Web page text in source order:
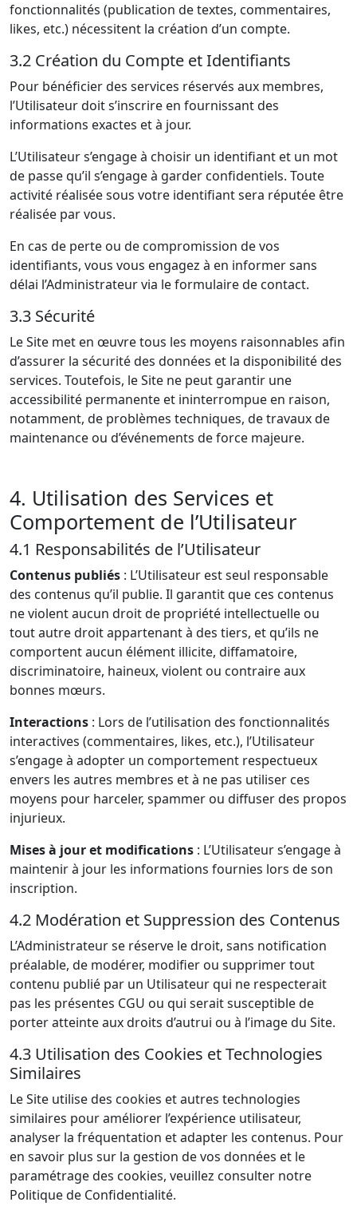
fonctionnalités (publication de textes, commentaires,
likes, etc.) nécessitent la création d’un compte.
3.2 Création du Compte et Identifiants
Pour bénéficier des services réservés aux membres,
l’Utilisateur doit s’inscrire en fournissant des
informations exactes et à jour.
L’Utilisateur s’engage à choisir un identifiant et un mot
de passe qu’il s’engage à garder confidentiels. Toute
activité réalisée sous votre identifiant sera réputée être
réalisée par vous.
En cas de perte ou de compromission de vos
identifiants, vous vous engagez à en informer sans
délai l’Administrateur via le formulaire de contact.
3.3 Sécurité
Le Site met en œuvre tous les moyens raisonnables afin
d’assurer la sécurité des données et la disponibilité des
services. Toutefois, le Site ne peut garantir une
accessibilité permanente et ininterrompue en raison,
notamment, de problèmes techniques, de travaux de
maintenance ou d’événements de force majeure.
4. Utilisation des Services et
Comportement de l’Utilisateur
4.1 Responsabilités de l’Utilisateur
Contenus publiés : L’Utilisateur est seul responsable
des contenus qu’il publie. Il garantit que ces contenus
ne violent aucun droit de propriété intellectuelle ou
tout autre droit appartenant à des tiers, et qu’ils ne
comportent aucun élément illicite, diffamatoire,
discriminatoire, haineux, violent ou contraire aux
bonnes mœurs.
Interactions : Lors de l’utilisation des fonctionnalités
interactives (commentaires, likes, etc.), l’Utilisateur
s’engage à adopter un comportement respectueux
envers les autres membres et à ne pas utiliser ces
moyens pour harceler, spammer ou diffuser des propos
injurieux.
Mises à jour et modifications : L’Utilisateur s’engage à
maintenir à jour les informations fournies lors de son
inscription.
4.2 Modération et Suppression des Contenus
L’Administrateur se réserve le droit, sans notification
préalable, de modérer, modifier ou supprimer tout
contenu publié par un Utilisateur qui ne respecterait
pas les présentes CGU ou qui serait susceptible de
porter atteinte aux droits d’autrui ou à l’image du Site.
4.3 Utilisation des Cookies et Technologies
Similaires
Le Site utilise des cookies et autres technologies
similaires pour améliorer l’expérience utilisateur,
analyser la fréquentation et adapter les contenus. Pour
en savoir plus sur la gestion de vos données et le
paramétrage des cookies, veuillez consulter notre
Politique de Confidentialité.